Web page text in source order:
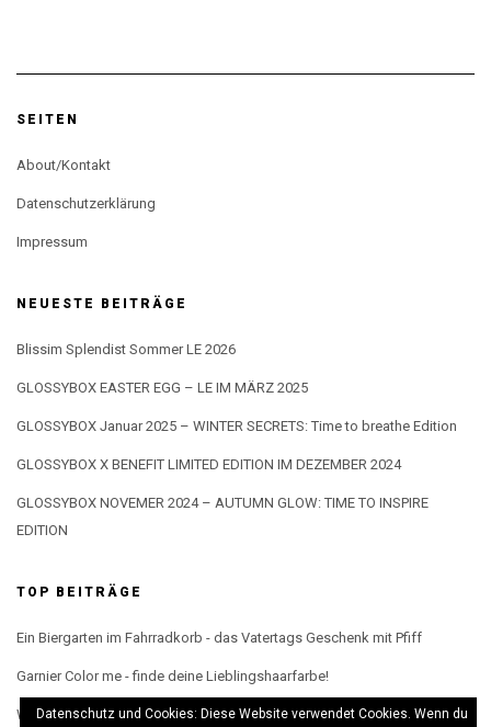
SEITEN
About/Kontakt
Datenschutzerklärung
Impressum
NEUESTE BEITRÄGE
Blissim Splendist Sommer LE 2026
GLOSSYBOX EASTER EGG – LE IM MÄRZ 2025
GLOSSYBOX Januar 2025 – WINTER SECRETS: Time to breathe Edition
GLOSSYBOX X BENEFIT LIMITED EDITION IM DEZEMBER 2024
GLOSSYBOX NOVEMER 2024 – AUTUMN GLOW: TIME TO INSPIRE
EDITION
TOP BEITRÄGE
Ein Biergarten im Fahrradkorb - das Vatertags Geschenk mit Pfiff
Garnier Color me - finde deine Lieblingshaarfarbe!
Wenn man zu dm geht, aber eigentlich gar nichts kaufen will...
Datenschutz und Cookies: Diese Website verwendet Cookies. Wenn du